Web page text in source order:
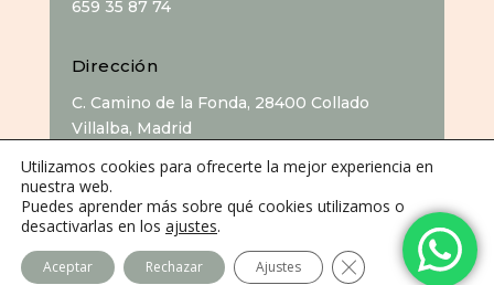
659 35 87 74
Dirección
C. Camino de la Fonda, 28400 Collado
Villalba, Madrid
Utilizamos cookies para ofrecerte la mejor experiencia en
nuestra web.
Puedes aprender más sobre qué cookies utilizamos o
desactivarlas en los ajustes.
Aceptar Rechazar Ajustes Cerrar el banner de